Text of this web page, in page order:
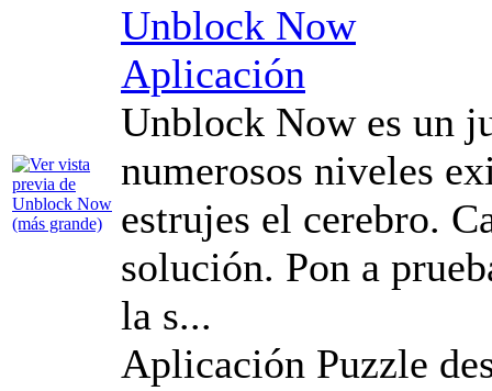
Unblock Now
Aplicación
Unblock Now es un
numerosos niveles
estrujes el cerebro.
solución. Pon a
la s...
Aplicación Puzzle